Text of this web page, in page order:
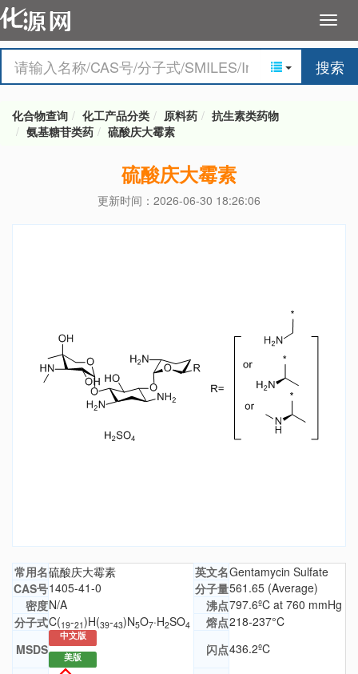
搜索
化合物查询 化工产品分类 原料药
抗生素类药物
氨基糖苷类药
硫酸庆大霉素
硫酸庆大霉素
更新时间：2026-06-30 18:26:06
常用名硫酸庆大霉素 英文名Gentamycin Sulfate
CAS号1405-41-0 分子量561.65 (Average)
密度N/A 沸点797.6ºC at 760 mmHg
分子式C(19-21)H(39-43)N5O7·H2SO4 熔点218-237°C
MSDS
中文版
美版
闪点436.2ºC